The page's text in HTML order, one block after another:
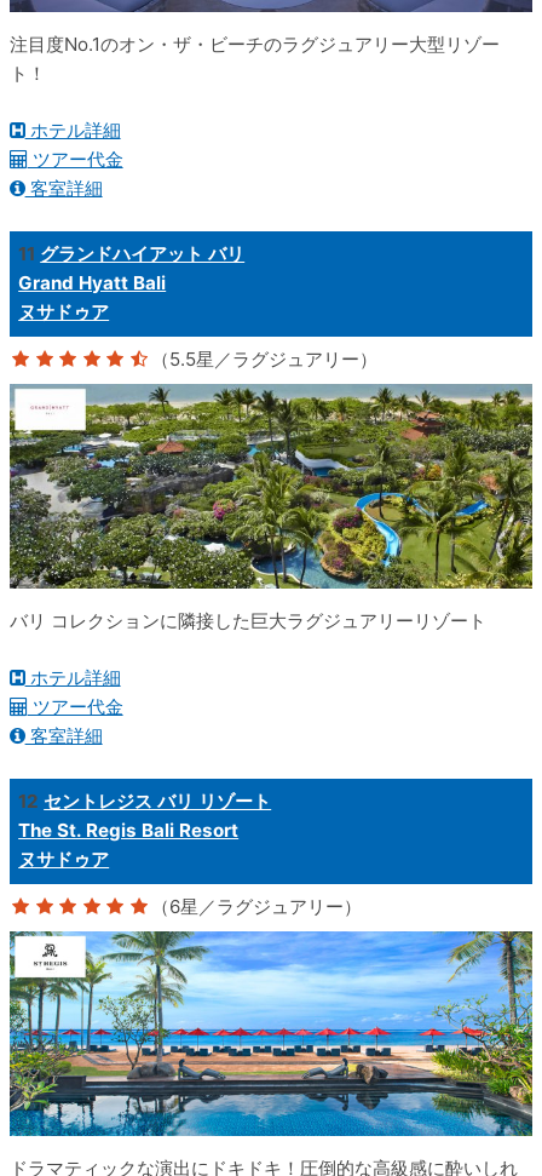
注目度No.1のオン・ザ・ビーチのラグジュアリー大型リゾー
ト！
ホテル詳細
ツアー代金
客室詳細
11 グランドハイアット バリ
Grand Hyatt Bali
ヌサドゥア
（5.5星／ラグジュアリー）
バリ コレクションに隣接した巨大ラグジュアリーリゾート
ホテル詳細
ツアー代金
客室詳細
12 セントレジス バリ リゾート
The St. Regis Bali Resort
ヌサドゥア
（6星／ラグジュアリー）
ドラマティックな演出にドキドキ！圧倒的な高級感に酔いしれ